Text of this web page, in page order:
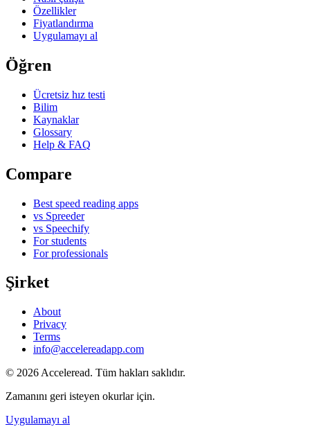
Özellikler
Fiyatlandırma
Uygulamayı al
Öğren
Ücretsiz hız testi
Bilim
Kaynaklar
Glossary
Help & FAQ
Compare
Best speed reading apps
vs Spreeder
vs Speechify
For students
For professionals
Şirket
About
Privacy
Terms
info@accelereadapp.com
© 2026 Acceleread. Tüm hakları saklıdır.
Zamanını geri isteyen okurlar için.
Uygulamayı al